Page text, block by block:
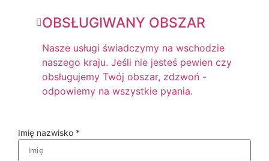
Imię nazwisko *
OBSŁUGIWANY OBSZAR
Nasze usługi świadczymy na wschodzie
naszego kraju. Jeśli nie jesteś pewien czy
obsługujemy Twój obszar, zdzwoń -
odpowiemy na wszystkie pyania.